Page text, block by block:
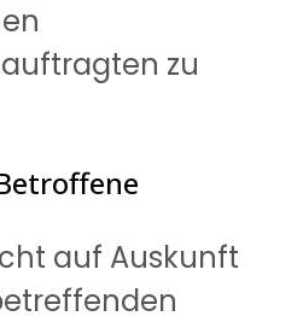
zu
auf Auskunft